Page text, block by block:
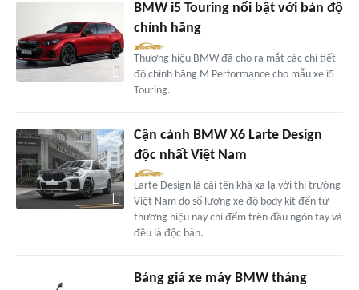
BMW i5 Touring nổi bật với bản độ
chính hãng
Thương hiệu BMW đã cho ra mắt các chi tiết
độ chính hãng M Performance cho mẫu xe i5
Touring.
Cận cảnh BMW X6 Larte Design
độc nhất Việt Nam
Larte Design là cái tên khá xa lạ với thị trường
Việt Nam do số lượng xe độ body kit đến từ
thương hiệu này chỉ đếm trên đầu ngón tay và
đều là độc bản.
Bảng giá xe máy BMW tháng